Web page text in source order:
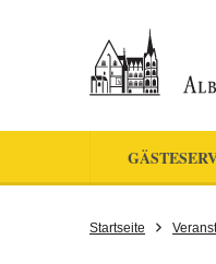
Startseite